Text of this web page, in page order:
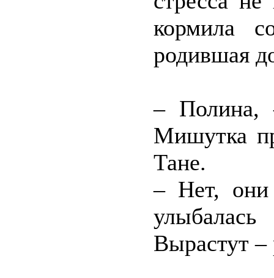
кормила
родившая
– Полина,
Мишутка
Тане.
– Нет, они
Вырастут –